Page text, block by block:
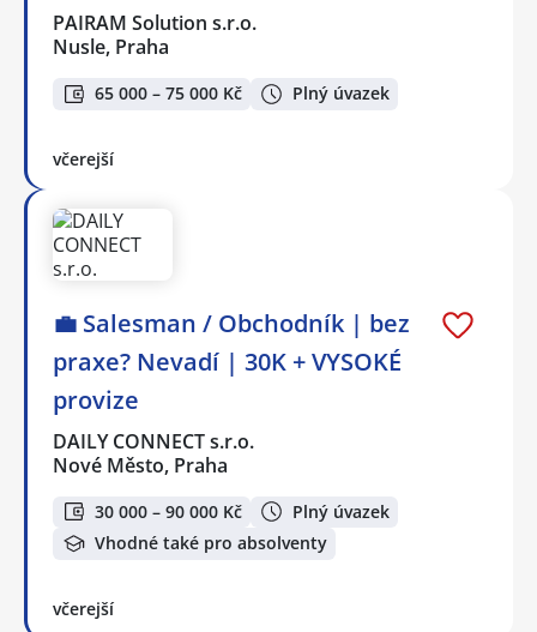
PAIRAM Solution s.r.o.
Nusle, Praha
65 000 – 75 000 Kč Plný úvazek
včerejší
💼 Salesman / Obchodník | bez
praxe? Nevadí | 30K + VYSOKÉ
provize
DAILY CONNECT s.r.o.
Nové Město, Praha
30 000 – 90 000 Kč
Plný úvazek
Vhodné také pro absolventy
včerejší